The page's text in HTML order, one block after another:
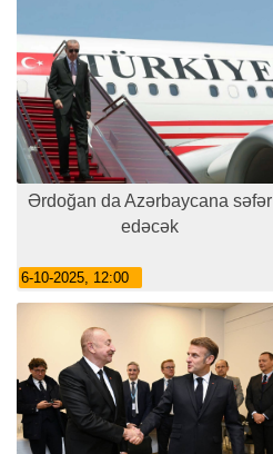
Ərdoğan da Azərbaycana səfər
edəcək
6-10-2025, 12:00